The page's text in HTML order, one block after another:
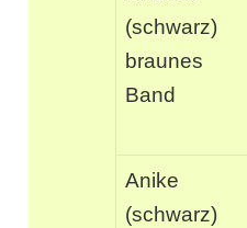
(schwarz)
braunes
Band
Anike
(schwarz)